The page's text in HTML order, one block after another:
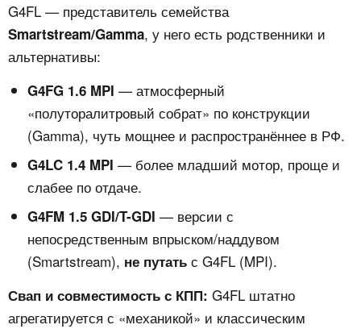
G4FL — представитель семейства
Smartstream/Gamma, у него есть родственники и
альтернативы:
G4FG 1.6 MPI — атмосферный
«полуторалитровый собрат» по конструкции
(Gamma), чуть мощнее и распространённее в РФ.
G4LC 1.4 MPI — более младший мотор, проще и
слабее по отдаче.
G4FM 1.5 GDI/T-GDI — версии с
непосредственным впрыском/наддувом
(Smartstream), не путать с G4FL (MPI).
Свап и совместимость с КПП: G4FL штатно
агрегатируется с «механикой» и классическим